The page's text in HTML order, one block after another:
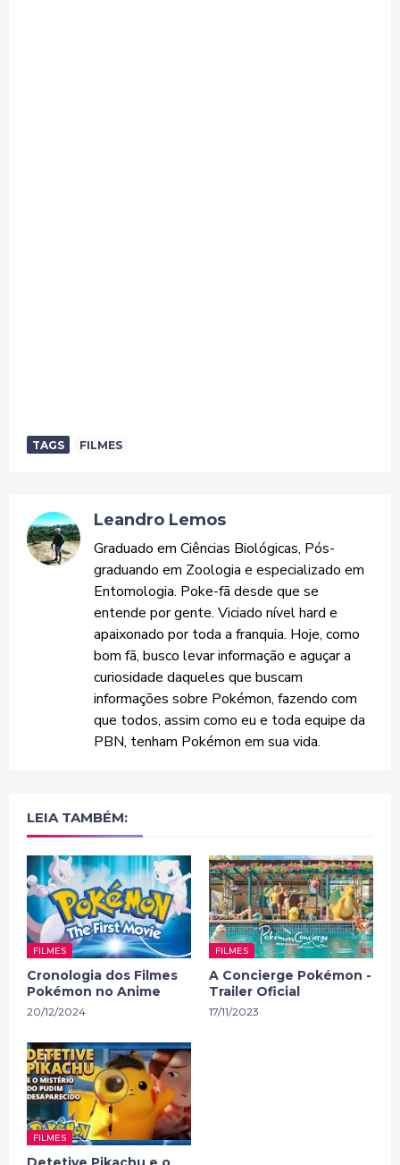
TAGS FILMES
Leandro Lemos
Graduado em Ciências Biológicas, Pós-
graduando em Zoologia e especializado em
Entomologia. Poke-fã desde que se
entende por gente. Viciado nível hard e
apaixonado por toda a franquia. Hoje, como
bom fã, busco levar informação e aguçar a
curiosidade daqueles que buscam
informações sobre Pokémon, fazendo com
que todos, assim como eu e toda equipe da
PBN, tenham Pokémon em sua vida.
LEIA TAMBÉM:
FILMES
Cronologia dos Filmes
Pokémon no Anime
20/12/2024
FILMES
A Concierge Pokémon -
Trailer Oficial
17/11/2023
FILMES